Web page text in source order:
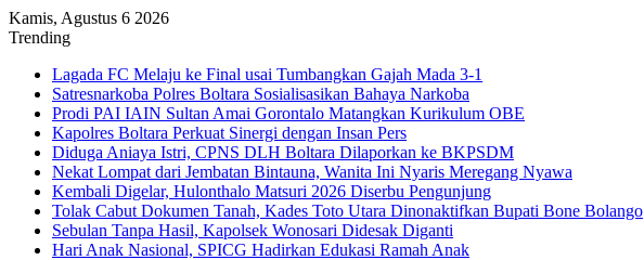
Kamis, Agustus 6 2026
Trending
Lagada FC Melaju ke Final usai Tumbangkan Gajah Mada 3-1
Satresnarkoba Polres Boltara Sosialisasikan Bahaya Narkoba
Prodi PAI IAIN Sultan Amai Gorontalo Matangkan Kurikulum OBE
Kapolres Boltara Perkuat Sinergi dengan Insan Pers
Diduga Aniaya Istri, CPNS DLH Boltara Dilaporkan ke BKPSDM
Nekat Lompat dari Jembatan Bintauna, Wanita Ini Nyaris Meregang Nyawa
Kembali Digelar, Hulonthalo Matsuri 2026 Diserbu Pengunjung
Tolak Cabut Dokumen Tanah, Kades Toto Utara Dinonaktifkan Bupati Bone Bolango
Sebulan Tanpa Hasil, Kapolsek Wonosari Didesak Diganti
Hari Anak Nasional, SPICG Hadirkan Edukasi Ramah Anak